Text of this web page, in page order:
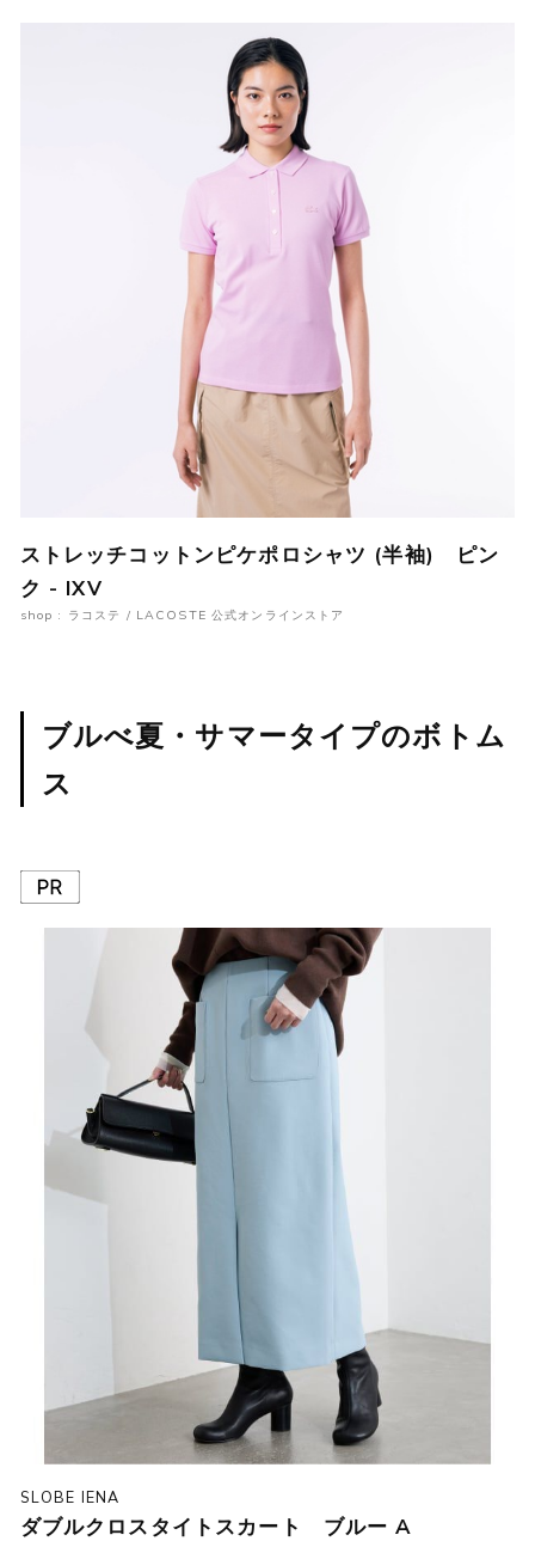
ストレッチコットンピケポロシャツ (半袖) ピン
ク - IXV
shop : ラコステ / LACOSTE 公式オンラインストア
ブルべ夏・サマータイプのボトム
ス
SLOBE IENA
ダブルクロスタイトスカート ブルー A